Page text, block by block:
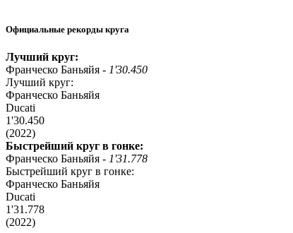
Официальные рекорды круга
Лучший круг:
Франческо Баньяйя - 1'30.450
Лучший круг:
Франческо Баньяйя
Ducati
1'30.450
(2022)
Быстрейший круг в гонке:
Франческо Баньяйя - 1'31.778
Быстрейший круг в гонке:
Франческо Баньяйя
Ducati
1'31.778
(2022)